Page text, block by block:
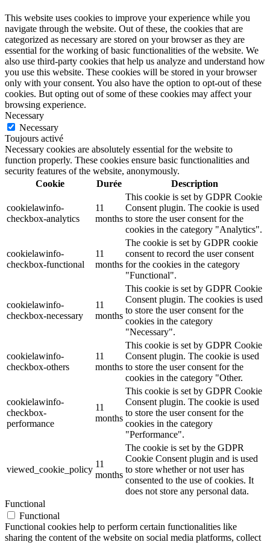
This website uses cookies to improve your experience while you
navigate through the website. Out of these, the cookies that are
categorized as necessary are stored on your browser as they are
essential for the working of basic functionalities of the website. We
also use third-party cookies that help us analyze and understand how
you use this website. These cookies will be stored in your browser
only with your consent. You also have the option to opt-out of these
cookies. But opting out of some of these cookies may affect your
browsing experience.
Necessary
Necessary
Toujours activé
Necessary cookies are absolutely essential for the website to
function properly. These cookies ensure basic functionalities and
security features of the website, anonymously.
Cookie
Durée Description
cookielawinfo-
checkbox-analytics
11
months
This cookie is set by GDPR Cookie
Consent plugin. The cookie is used
to store the user consent for the
cookies in the category "Analytics".
cookielawinfo-
checkbox-functional
11
months
The cookie is set by GDPR cookie
consent to record the user consent
for the cookies in the category
"Functional".
cookielawinfo-
checkbox-necessary
11
months
This cookie is set by GDPR Cookie
Consent plugin. The cookies is used
to store the user consent for the
cookies in the category
"Necessary".
cookielawinfo-
checkbox-others
11
months
This cookie is set by GDPR Cookie
Consent plugin. The cookie is used
to store the user consent for the
cookies in the category "Other.
cookielawinfo-
checkbox-
performance
11
months
This cookie is set by GDPR Cookie
Consent plugin. The cookie is used
to store the user consent for the
cookies in the category
"Performance".
viewed_cookie_policy
11
months
The cookie is set by the GDPR
Cookie Consent plugin and is used
to store whether or not user has
consented to the use of cookies. It
does not store any personal data.
Functional
Functional
Functional cookies help to perform certain functionalities like
sharing the content of the website on social media platforms, collect